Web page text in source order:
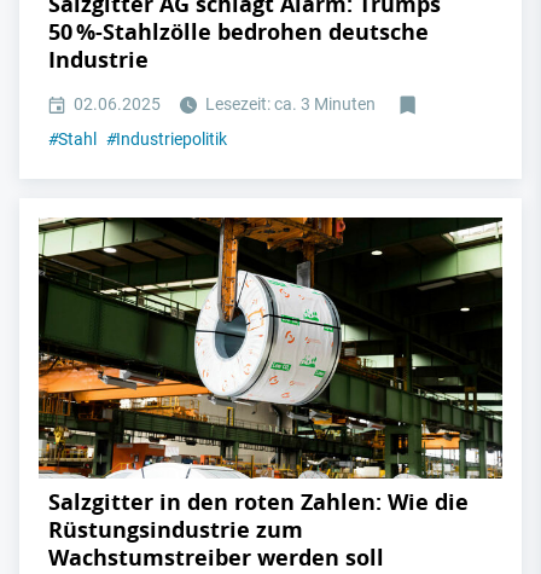
50 %-Stahlzölle bedrohen deutsche
Industrie
02.06.2025
Lesezeit: ca. 3 Minuten
#Stahl #Industriepolitik
Salzgitter in den roten Zahlen: Wie die
Rüstungsindustrie zum
Wachstumstreiber werden soll